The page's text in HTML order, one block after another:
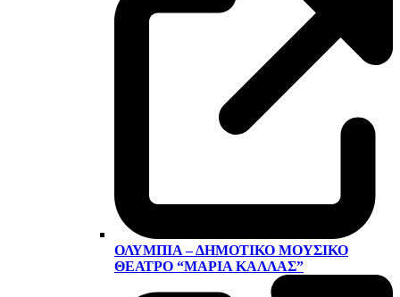
ΟΛΎΜΠΙΑ – ΔΗΜΟΤΙΚΌ ΜΟΥΣΙΚΌ
ΘΈΑΤΡΟ “ΜΑΡΊΑ ΚΆΛΛΑΣ”